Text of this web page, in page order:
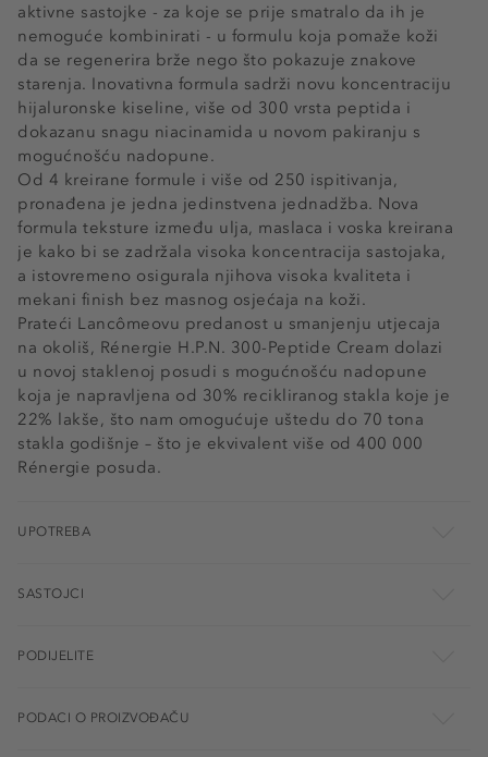
aktivne sastojke - za koje se prije smatralo da ih je
nemoguće kombinirati - u formulu koja pomaže koži
da se regenerira brže nego što pokazuje znakove
starenja. Inovativna formula sadrži novu koncentraciju
hijaluronske kiseline, više od 300 vrsta peptida i
dokazanu snagu niacinamida u novom pakiranju s
mogućnošću nadopune.
Od 4 kreirane formule i više od 250 ispitivanja,
pronađena je jedna jedinstvena jednadžba. Nova
formula teksture između ulja, maslaca i voska kreirana
je kako bi se zadržala visoka koncentracija sastojaka,
a istovremeno osigurala njihova visoka kvaliteta i
mekani finish bez masnog osjećaja na koži.
Prateći Lancômeovu predanost u smanjenju utjecaja
na okoliš, Rénergie H.P.N. 300-Peptide Cream dolazi
u novoj staklenoj posudi s mogućnošću nadopune
koja je napravljena od 30% recikliranog stakla koje je
22% lakše, što nam omogućuje uštedu do 70 tona
stakla godišnje – što je ekvivalent više od 400 000
Rénergie posuda.
UPOTREBA
SASTOJCI
PODIJELITE
PODACI O PROIZVOĐAČU